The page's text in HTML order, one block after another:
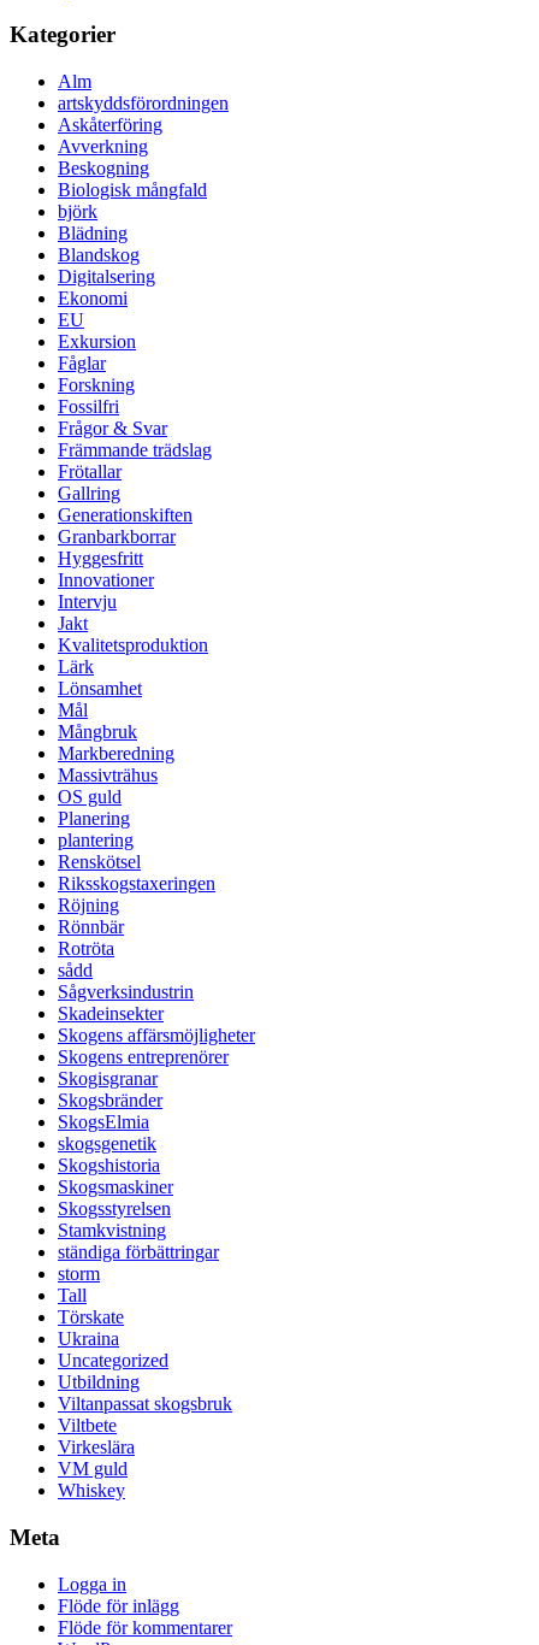
Kategorier
Alm
artskyddsförordningen
Askåterföring
Avverkning
Beskogning
Biologisk mångfald
björk
Blädning
Blandskog
Digitalsering
Ekonomi
EU
Exkursion
Fåglar
Forskning
Fossilfri
Frågor & Svar
Främmande trädslag
Frötallar
Gallring
Generationskiften
Granbarkborrar
Hyggesfritt
Innovationer
Intervju
Jakt
Kvalitetsproduktion
Lärk
Lönsamhet
Mål
Mångbruk
Markberedning
Massivträhus
OS guld
Planering
plantering
Renskötsel
Riksskogstaxeringen
Röjning
Rönnbär
Rotröta
sådd
Sågverksindustrin
Skadeinsekter
Skogens affärsmöjligheter
Skogens entreprenörer
Skogisgranar
Skogsbränder
SkogsElmia
skogsgenetik
Skogshistoria
Skogsmaskiner
Skogsstyrelsen
Stamkvistning
ständiga förbättringar
storm
Tall
Törskate
Ukraina
Uncategorized
Utbildning
Viltanpassat skogsbruk
Viltbete
Virkeslära
VM guld
Whiskey
Meta
Logga in
Flöde för inlägg
Flöde för kommentarer